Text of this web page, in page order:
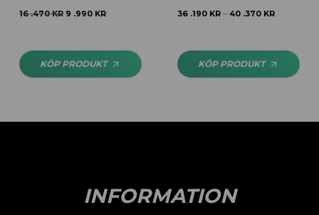
16 .470KR 9 .990 KR
KÖP PRODUKT
36 .190 KR – 40 .370 KR
KÖP PRODUKT
INFORMATION